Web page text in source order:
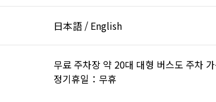
日本語 / English
무료 주차장 약 20대 대형 버스도 주차
정기휴일：무휴